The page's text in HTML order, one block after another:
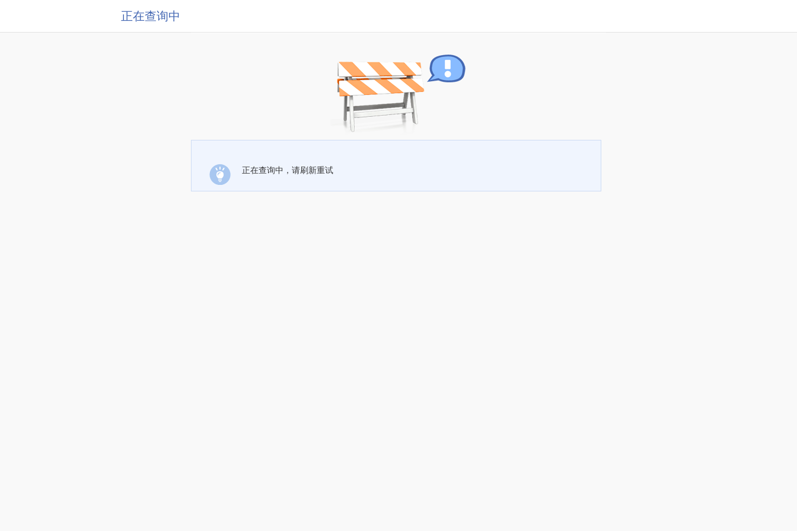
正在查询中
正在查询中，请刷新重试